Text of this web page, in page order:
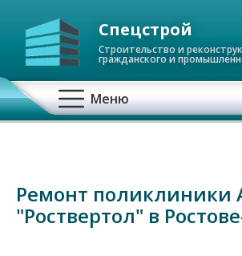
Спецстрой
Строительство и
гражданского и
О
с
о
Меню
Ремонт поликлиники
"Роствертол" в